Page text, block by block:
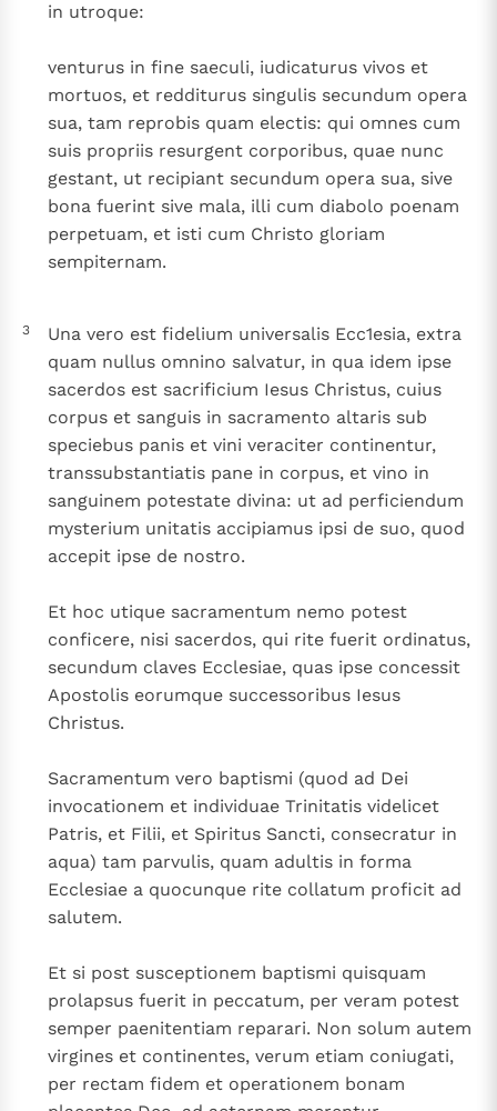
in utroque:
venturus in fine saeculi, iudicaturus vivos et
mortuos, et redditurus singulis secundum opera
sua, tam reprobis quam electis: qui omnes cum
suis propriis resurgent corporibus, quae nunc
gestant, ut recipiant secundum opera sua, sive
bona fuerint sive mala, illi cum diabolo poenam
perpetuam, et isti cum Christo gloriam
sempiternam.
3
Una vero est fidelium universalis Ecc1esia, extra
quam nullus omnino salvatur, in qua idem ipse
sacerdos est sacrificium Iesus Christus, cuius
corpus et sanguis in sacramento altaris sub
speciebus panis et vini veraciter continentur,
transsubstantiatis pane in corpus, et vino in
sanguinem potestate divina: ut ad perficiendum
mysterium unitatis accipiamus ipsi de suo, quod
accepit ipse de nostro.
Et hoc utique sacramentum nemo potest
conficere, nisi sacerdos, qui rite fuerit ordinatus,
secundum claves Ecclesiae, quas ipse concessit
Apostolis eorumque successoribus Iesus
Christus.
Sacramentum vero baptismi (quod ad Dei
invocationem et individuae Trinitatis videlicet
Patris, et Filii, et Spiritus Sancti, consecratur in
aqua) tam parvulis, quam adultis in forma
Ecclesiae a quocunque rite collatum proficit ad
salutem.
Et si post susceptionem baptismi quisquam
prolapsus fuerit in peccatum, per veram potest
semper paenitentiam reparari. Non solum autem
virgines et continentes, verum etiam coniugati,
per rectam fidem et operationem bonam